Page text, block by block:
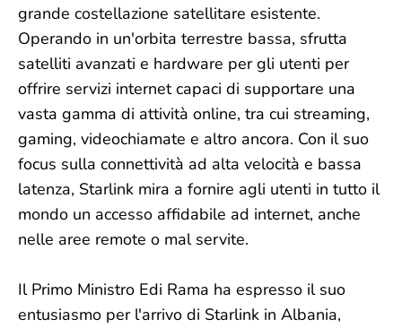
grande costellazione satellitare esistente.
Operando in un'orbita terrestre bassa, sfrutta
satelliti avanzati e hardware per gli utenti per
offrire servizi internet capaci di supportare una
vasta gamma di attività online, tra cui streaming,
gaming, videochiamate e altro ancora. Con il suo
focus sulla connettività ad alta velocità e bassa
latenza, Starlink mira a fornire agli utenti in tutto il
mondo un accesso affidabile ad internet, anche
nelle aree remote o mal servite.
Il Primo Ministro Edi Rama ha espresso il suo
entusiasmo per l'arrivo di Starlink in Albania,